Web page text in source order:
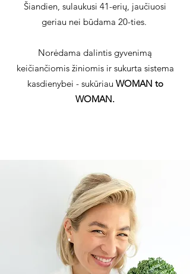
Šiandien, sulaukusi 41-erių, jaučiuosi
geriau nei būdama 20-ties.
Norėdama dalintis gyvenimą
keičiančiomis žiniomis ir sukurta sistema
kasdienybei - sukūriau WOMAN to
WOMAN.